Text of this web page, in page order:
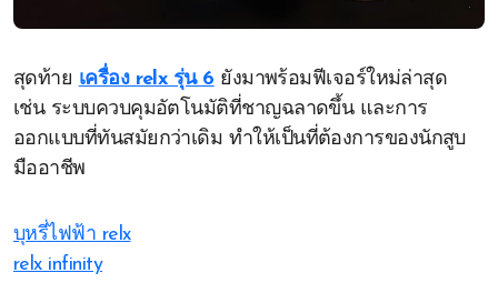
สุดท้าย เครื่อง relx รุ่น 6 ยังมาพร้อมฟีเจอร์ใหม่ล่าสุด
เช่น ระบบควบคุมอัตโนมัติที่ชาญฉลาดขึ้น และการ
ออกแบบที่ทันสมัยกว่าเดิม ทำให้เป็นที่ต้องการของนักสูบ
มืออาชีพ
บุหรี่ไฟฟ้า relx
relx infinity